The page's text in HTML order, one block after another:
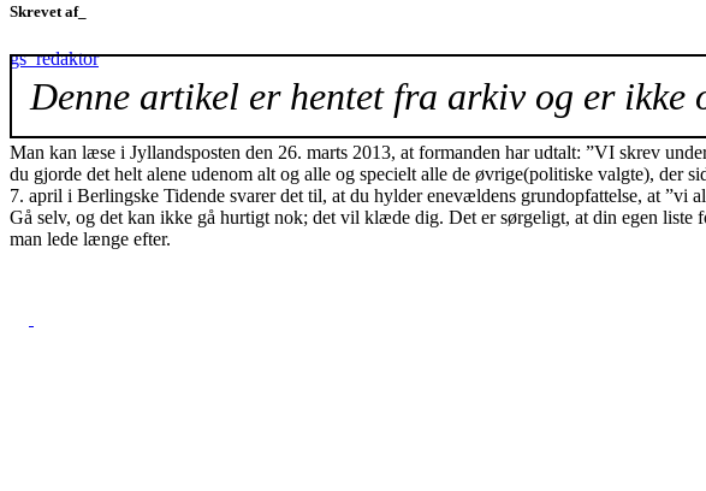
Skrevet af_
gs_redaktor
Denne artikel er hentet fra arkiv og er ikke
Man kan læse i Jyllandsposten den 26. marts 2013, at formanden har udtalt: ”VI skrev
du gjorde det helt alene udenom alt og alle og specielt alle de øvrige(politiske valgte), der
7. april i Berlingske Tidende svarer det til, at du hylder enevældens grundopfattelse, at ”vi
Gå selv, og det kan ikke gå hurtigt nok; det vil klæde dig. Det er sørgeligt, at din egen liste
man lede længe efter.